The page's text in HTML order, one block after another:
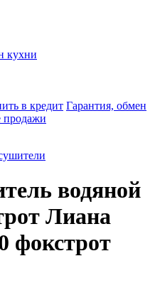
кухни
в кредит Гарантия, обмен
водяной
Лиана
фокстрот